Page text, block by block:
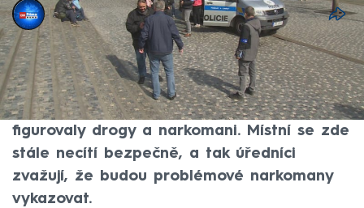
Valerie Fišrová
31. led 2025, 23:45
Pražský Anděl jako místo, ze kterého jde
strach. Policie tam za poslední rok řešila
více než stovku případů, ve kterých
figurovaly drogy a narkomani. Místní se zde
stále necítí bezpečně, a tak úředníci
zvažují, že budou problémové narkomany
vykazovat.